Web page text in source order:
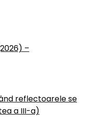
–
reflectoarele se
a III-a)